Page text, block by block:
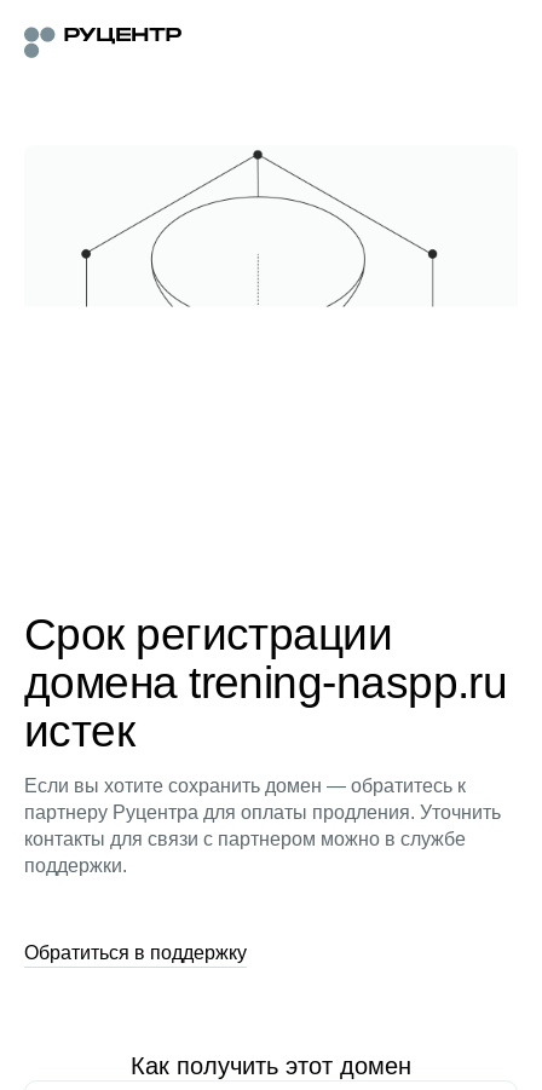
Срок регистрации
домена trening-naspp.ru
истек
Если вы хотите сохранить домен — обратитесь к
партнеру Руцентра для оплаты продления. Уточнить
контакты для связи с партнером можно в службе
поддержки.
Обратиться в поддержку
Как получить этот домен